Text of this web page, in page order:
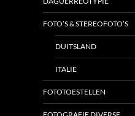
FOTO’S & STEREOFOTO’S
DUITSLAND
ITALIE
FOTOTOESTELLEN